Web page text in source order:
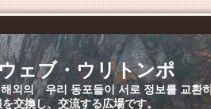
ェブ・ウリトンポ
외의 우리 동포들이 서로 정보를 교환
交換し、交流する広場です。